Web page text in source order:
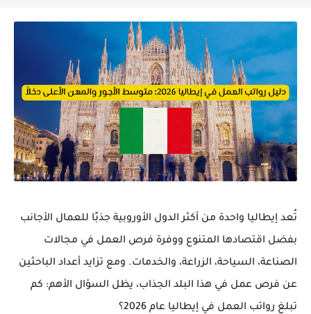
تُعد إيطاليا واحدة من أكثر الدول الأوروبية جذبًا للعمال الأجانب
بفضل اقتصادها المتنوع ووفرة فرص العمل في مجالات
الصناعة، السياحة، الزراعة، والخدمات. ومع تزايد أعداد الباحثين
عن فرص عمل في هذا البلد الجذاب، يظل السؤال الأهم: كم
تبلغ رواتب العمل في إيطاليا عام 2026؟